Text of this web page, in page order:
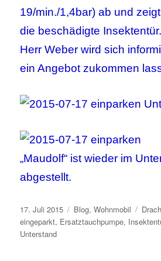
19/min./1,4bar) ab und
die beschädigte Insektentür.
Herr Weber wird sich
ein Angebot zukommen
„Maudolf“ ist wieder im
abgestellt.
Veröffentlicht
am
17. Juli 2015 Kategorien
Blog,Wohnmobil
eingeparkt, Ersatztauchpumpe,
Unterstand